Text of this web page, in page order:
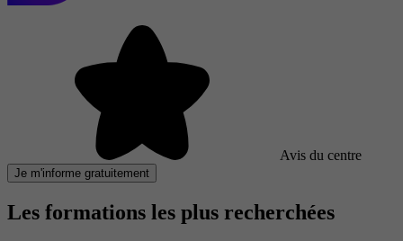
Avis du centre
Je m'informe gratuitement
Les formations les plus recherchées